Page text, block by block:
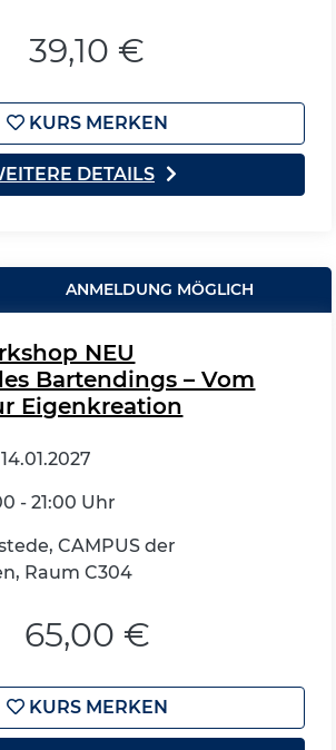
39,10 €
KURS MERKEN
DETAILS
ANMELDUNG MÖGLICH
NEU
Bartendings – Vom
Eigenkreation
14.01.2027
- 21:00 Uhr
CAMPUS der
Raum C304
65,00 €
KURS MERKEN